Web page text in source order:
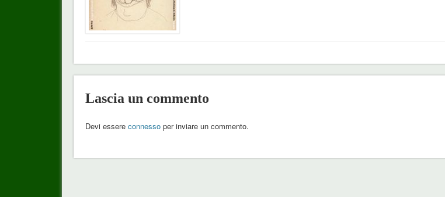
Lascia un commento
Devi essere connessoper inviare un commento.